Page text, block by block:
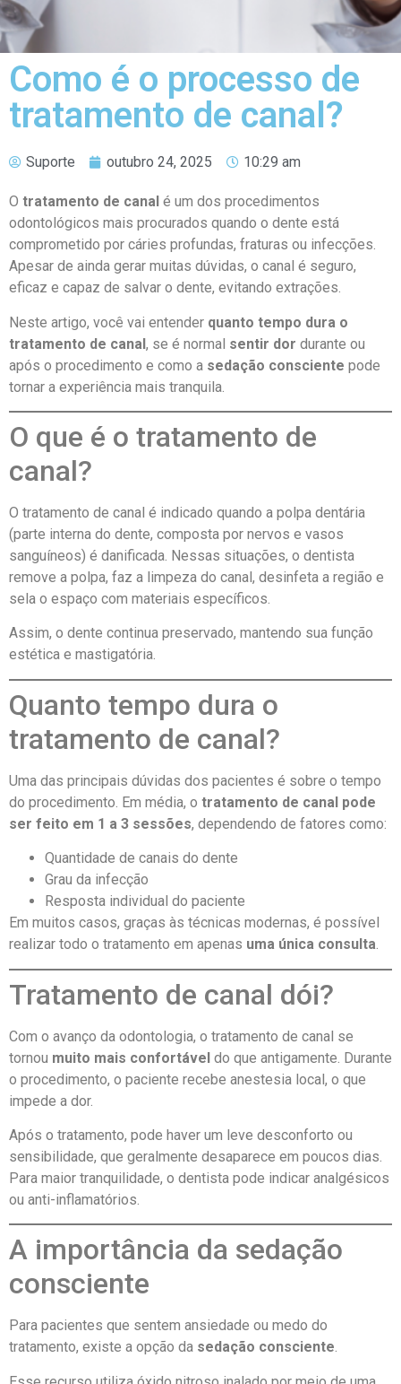
Como é o processo de
tratamento de canal?
Suporte outubro 24, 2025 10:29 am
O tratamento de canal é um dos procedimentos
odontológicos mais procurados quando o dente está
comprometido por cáries profundas, fraturas ou infecções.
Apesar de ainda gerar muitas dúvidas, o canal é seguro,
eficaz e capaz de salvar o dente, evitando extrações.
Neste artigo, você vai entender quanto tempo dura o
tratamento de canal, se é normal sentir dor durante ou
após o procedimento e como a sedação consciente pode
tornar a experiência mais tranquila.
O que é o tratamento de
canal?
O tratamento de canal é indicado quando a polpa dentária
(parte interna do dente, composta por nervos e vasos
sanguíneos) é danificada. Nessas situações, o dentista
remove a polpa, faz a limpeza do canal, desinfeta a região e
sela o espaço com materiais específicos.
Assim, o dente continua preservado, mantendo sua função
estética e mastigatória.
Quanto tempo dura o
tratamento de canal?
Uma das principais dúvidas dos pacientes é sobre o tempo
do procedimento. Em média, o tratamento de canal pode
ser feito em 1 a 3 sessões, dependendo de fatores como:
Quantidade de canais do dente
Grau da infecção
Resposta individual do paciente
Em muitos casos, graças às técnicas modernas, é possível
realizar todo o tratamento em apenas uma única consulta.
Tratamento de canal dói?
Com o avanço da odontologia, o tratamento de canal se
tornou muito mais confortável do que antigamente. Durante
o procedimento, o paciente recebe anestesia local, o que
impede a dor.
Após o tratamento, pode haver um leve desconforto ou
sensibilidade, que geralmente desaparece em poucos dias.
Para maior tranquilidade, o dentista pode indicar analgésicos
ou anti-inflamatórios.
A importância da sedação
consciente
Para pacientes que sentem ansiedade ou medo do
tratamento, existe a opção da sedação consciente.